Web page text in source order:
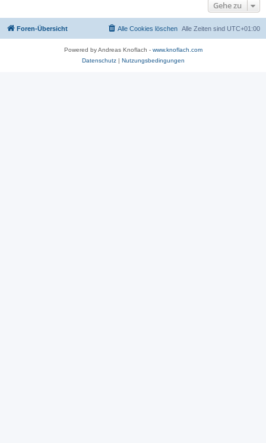
Gehe zu
Foren-Übersicht Alle Zeiten sind UTC+01:00
Alle Cookies löschen
Powered by Andreas Knoflach - www.knoflach.com
Datenschutz| Nutzungsbedingungen